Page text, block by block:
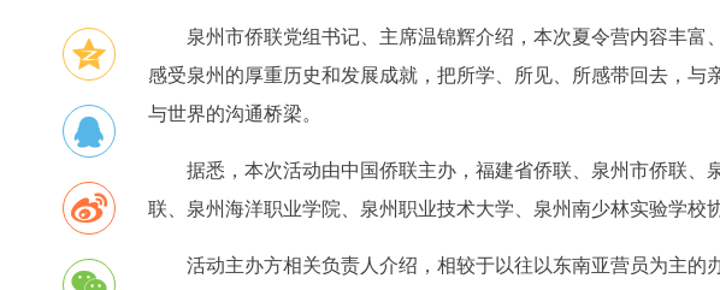
泉州市侨联党组书记、主席温锦辉介绍，本次夏令营内容丰
感受泉州的厚重历史和发展成就，把所学、所见、所感带回去，与
与世界的沟通桥梁。
据悉，本次活动由中国侨联主办，福建省侨联、泉州市侨联、
联、泉州海洋职业学院、泉州职业技术大学、泉州南少林实验学校
活动主办方相关负责人介绍，相较于以往以东南亚营员为主